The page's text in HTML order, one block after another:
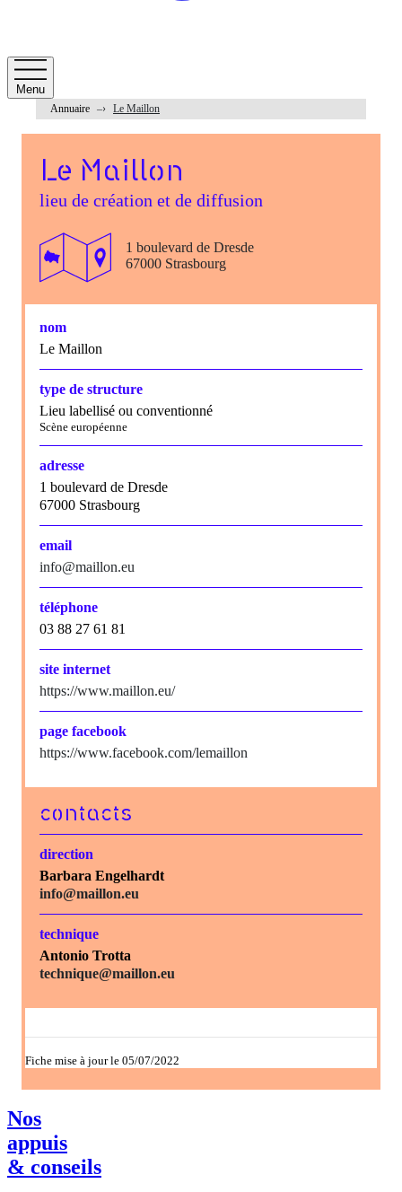
Menu
Annuaire Le Maillon
Le Maillon
lieu de création et de diffusion
1 boulevard de Dresde
67000 Strasbourg
nom
Le Maillon
type de structure
Lieu labellisé ou conventionné
Scène européenne
adresse
1 boulevard de Dresde
67000 Strasbourg
email
info@maillon.eu
téléphone
03 88 27 61 81
site internet
https://www.maillon.eu/
page facebook
https://www.facebook.com/lemaillon
contacts
direction
Barbara Engelhardt
info@maillon.eu
technique
Antonio Trotta
technique@maillon.eu
Fiche mise à jour le 05/07/2022
Nos
appuis
& conseils